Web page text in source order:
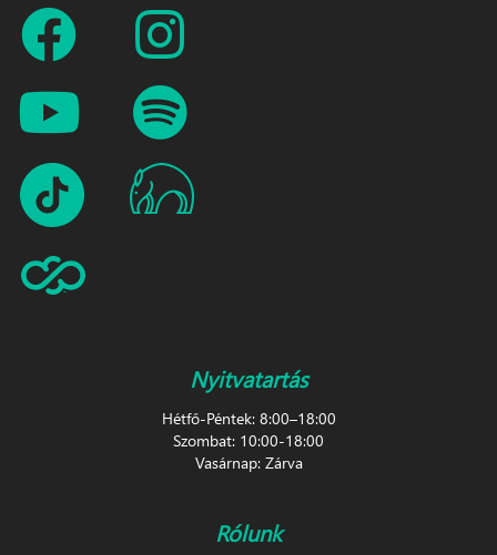
Nyitvatartás
Hétfő-Péntek: 8:00–18:00
Szombat: 10:00-18:00
Vasárnap: Zárva
Rólunk